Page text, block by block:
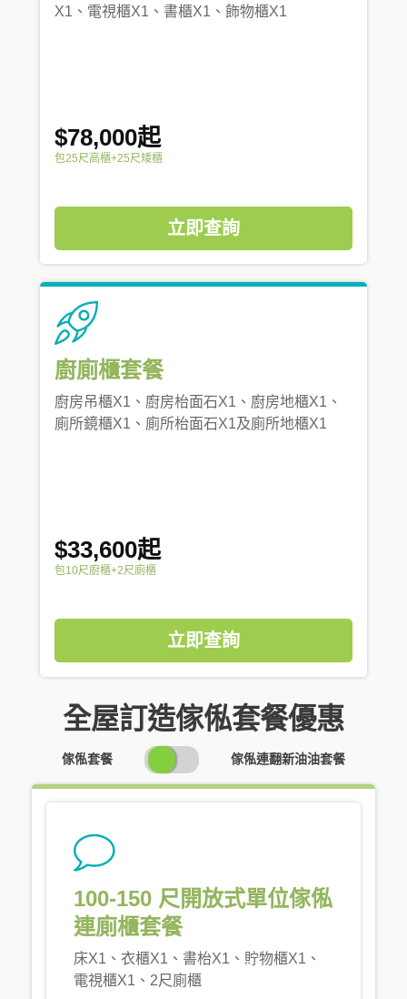
X1、電視櫃X1、書櫃X1、飾物櫃X1
$78,000起
包25尺高櫃+25尺矮櫃
立即查詢
廚廁櫃套餐
廚房吊櫃X1、廚房枱面石X1、廚房地櫃X1、
廁所鏡櫃X1、廁所枱面石X1及廁所地櫃X1
$33,600起
包10尺廚櫃+2尺廁櫃
立即查詢
全屋訂造傢俬套餐優惠
傢俬套餐
SWITCH
PRICING
傢俬連翻新油油套餐
100-150 尺開放式單位傢俬
連廁櫃套餐
床X1、衣櫃X1、書枱X1、貯物櫃X1、
電視櫃X1、2尺廁櫃